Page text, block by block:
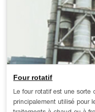
Four rotatif
Le four rotatif est une sorte
principalement utilisé pour